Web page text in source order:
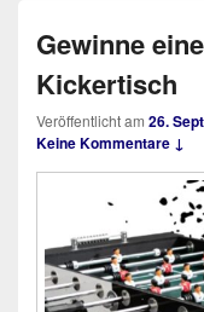
Gewinne
Kickertisch
Veröffentlicht am 26.
Keine Kommentare ↓